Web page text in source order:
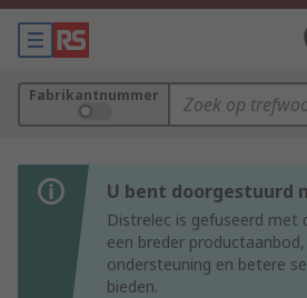
Fabrikantnummer
U bent doorgestuurd
Distrelec is gefuseerd met
een breder
ondersteuning en betere
bieden.